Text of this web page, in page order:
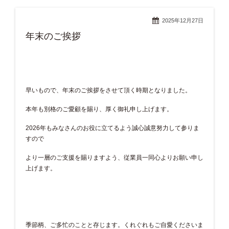
2025年12月27日
年末のご挨拶
早いもので、年末のご挨拶をさせて頂く時期となりました。
本年も別格のご愛顧を賜り、厚く御礼申し上げます。
2026年もみなさんのお役に立てるよう誠心誠意努力して参りま
すので
より一層のご支援を賜りますよう、従業員一同心よりお願い申し
上げます。
季節柄、ご多忙のことと存じます。くれぐれもご自愛くださいま